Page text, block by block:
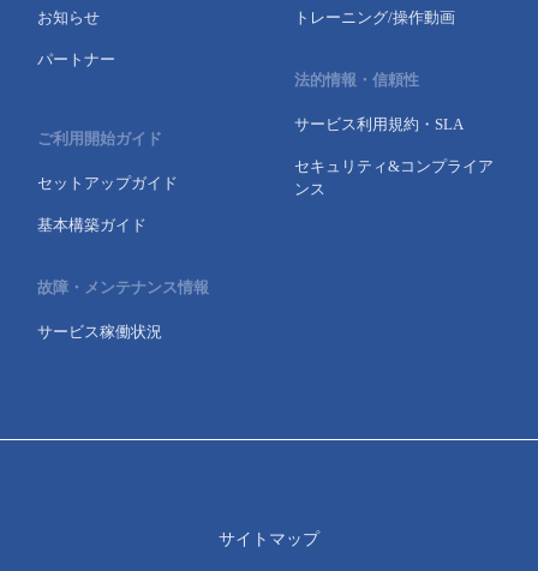
お知らせ
パートナー
ご利用開始ガイド
セットアップガイド
基本構築ガイド
故障・メンテナンス情報
サービス稼働状況
トレーニング/操作動画
法的情報・信頼性
サービス利用規約・SLA
セキュリティ&コンプライア
ンス
サイトマップ